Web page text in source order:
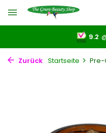
9.2
Zurück Startseite Pre-